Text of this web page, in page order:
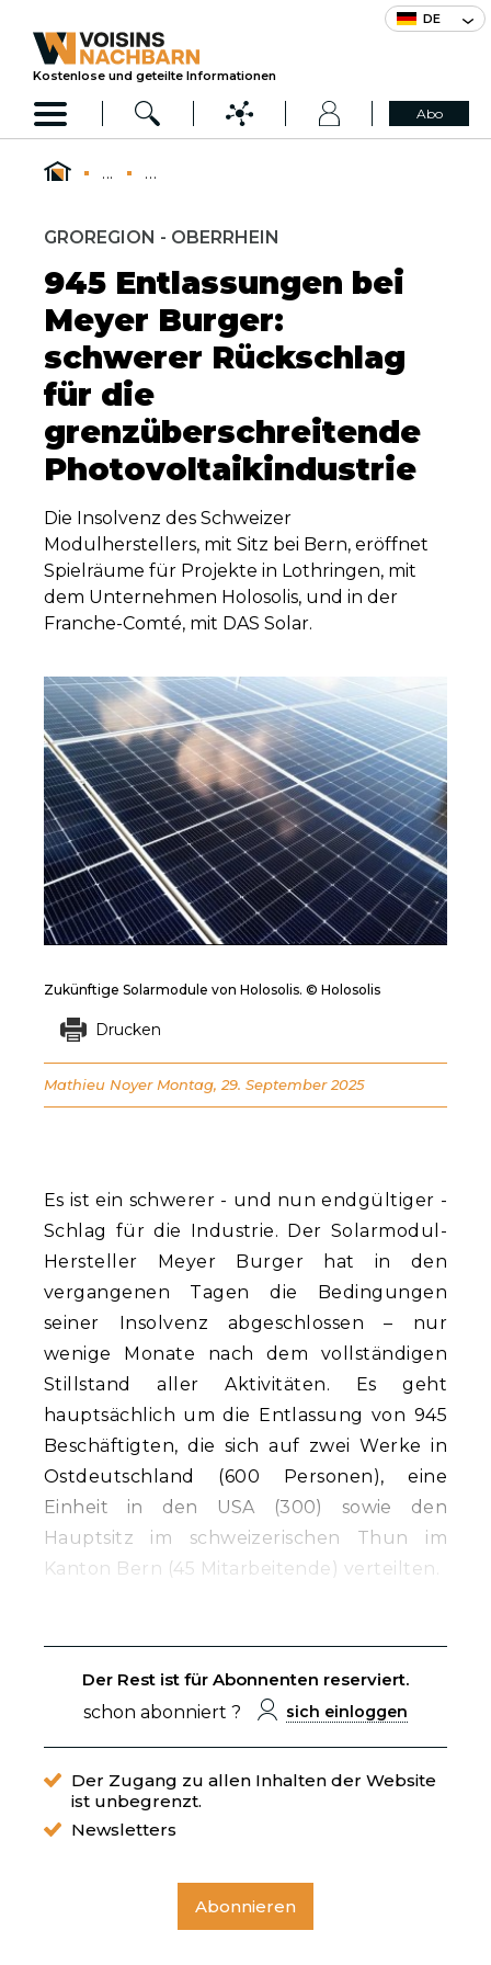
DE
Kostenlose und geteilte Informationen
Abo
... ...
GROREGION - OBERRHEIN
945 Entlassungen bei
Meyer Burger:
schwerer Rückschlag
für die
grenzüberschreitende
Photovoltaikindustrie
Die Insolvenz des Schweizer
Modulherstellers, mit Sitz bei Bern, eröffnet
Spielräume für Projekte in Lothringen, mit
dem Unternehmen Holosolis, und in der
Franche-Comté, mit DAS Solar.
Es ist ein schwerer - und nun endgültiger -
Schlag für die Industrie. Der Solarmodul-
Hersteller Meyer Burger hat in den
vergangenen Tagen die Bedingungen
seiner Insolvenz abgeschlossen – nur
wenige Monate nach dem vollständigen
Stillstand aller Aktivitäten. Es geht
hauptsächlich um die Entlassung von 945
Beschäftigten, die sich auf zwei Werke in
Ostdeutschland (600 Personen), eine
Einheit in den USA (300) sowie den
Hauptsitz im schweizerischen Thun im
Kanton Bern (45 Mitarbeitende) verteilten.
Der Rest ist für Abonnenten reserviert.
schon abonniert ?
sich einloggen
Der Zugang zu allen Inhalten der Website
ist unbegrenzt.
Newsletters
Abonnieren
Zukünftige Solarmodule von Holosolis. © Holosolis
Drucken
Mathieu Noyer Montag, 29. September 2025